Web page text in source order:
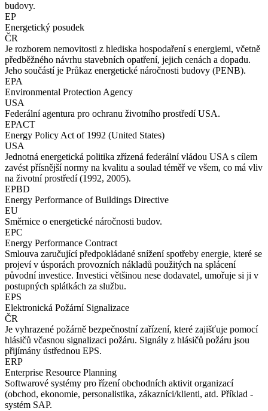
budovy.
EP
Energetický posudek
ČR
Je rozborem nemovitosti z hlediska hospodaření s energiemi, včetně
předběžného návrhu stavebních opatření, jejich cenách a dopadu.
Jeho součástí je Průkaz energetické náročnosti budovy (PENB).
EPA
Environmental Protection Agency
USA
Federální agentura pro ochranu životního prostředí USA.
EPACT
Energy Policy Act of 1992 (United States)
USA
Jednotná energetická politika zřízená federální vládou USA s cílem
zavést přísnější normy na kvalitu a soulad téměř ve všem, co má vliv
na životní prostředí (1992, 2005).
EPBD
Energy Performance of Buildings Directive
EU
Směrnice o energetické náročnosti budov.
EPC
Energy Performance Contract
Smlouva zaručující předpokládané snížení spotřeby energie, které se
projeví v úsporách provozních nákladů použitých na splácení
původní investice. Investici většinou nese dodavatel, umořuje si ji v
postupných splátkách za službu.
EPS
Elektronická Požární Signalizace
ČR
Je vyhrazené požárně bezpečnostní zařízení, které zajišťuje pomocí
hlásičů včasnou signalizaci požáru. Signály z hlásičů požáru jsou
přijímány ústřednou EPS.
ERP
Enterprise Resource Planning
Softwarové systémy pro řízení obchodních aktivit organizací
(obchod, ekonomie, personalistika, zákazníci/klienti, atd. Příklad -
systém SAP.